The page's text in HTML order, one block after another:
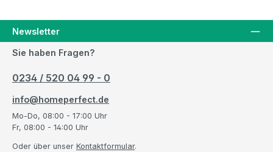
Newsletter
Sie haben Fragen?
0234 / 520 04 99 - 0
info@homeperfect.de
Mo-Do, 08:00 - 17:00 Uhr
Fr, 08:00 - 14:00 Uhr
Oder über unser Kontaktformular.